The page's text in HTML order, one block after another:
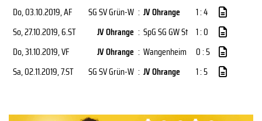
Do, 03.10.2019, AF SG SV Grün-W : JV Ohrange
1 : 4
So, 27.10.2019, 6.ST JV Ohrange : SpG SG GW St 1 : 0
Do, 31.10.2019, VF JV Ohrange : Wangenheim
0 : 5
Sa, 02.11.2019, 7.ST SG SV Grün-W : JV Ohrange 1 : 5